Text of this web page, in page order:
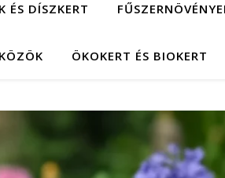
ÉS DÍSZKERT
ÖKOKERT ÉS BIOKERT